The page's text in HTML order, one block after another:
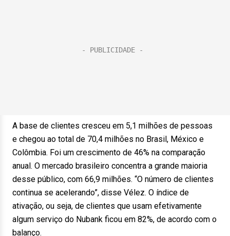
A base de clientes cresceu em 5,1 milhões de pessoas
e chegou ao total de 70,4 milhões no Brasil, México e
Colômbia. Foi um crescimento de 46% na comparação
anual. O mercado brasileiro concentra a grande maioria
desse público, com 66,9 milhões. “O número de clientes
continua se acelerando”, disse Vélez. O índice de
ativação, ou seja, de clientes que usam efetivamente
algum serviço do Nubank ficou em 82%, de acordo com o
balanço.